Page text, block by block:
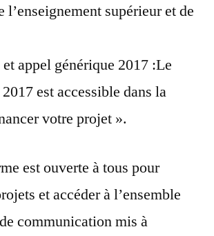
l’enseignement supérieur et de
appel générique 2017 :Le
est accessible dans la
votre projet ».
est ouverte à tous pour
et accéder à l’ensemble
communication mis à